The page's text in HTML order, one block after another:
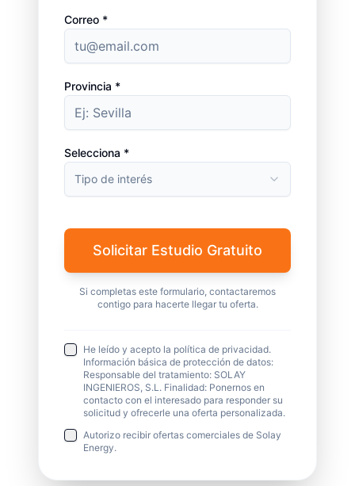
Correo *
Provincia *
Selecciona *
Tipo de interés
Solicitar Estudio Gratuito
Si completas este formulario, contactaremos
contigo para hacerte llegar tu oferta.
He leído y acepto la política de privacidad.
Información básica de protección de datos:
Responsable del tratamiento: SOLAY
INGENIEROS, S.L. Finalidad: Ponernos en
contacto con el interesado para responder su
solicitud y ofrecerle una oferta personalizada.
Autorizo recibir ofertas comerciales de Solay
Energy.